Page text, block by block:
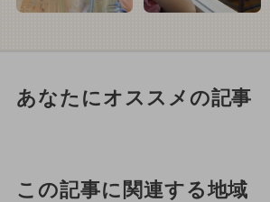
あなたにオススメの記事
この記事に関連する地域